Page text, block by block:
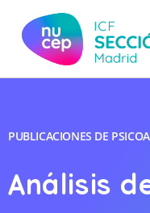
PUBLICACIONES DE
Análisis